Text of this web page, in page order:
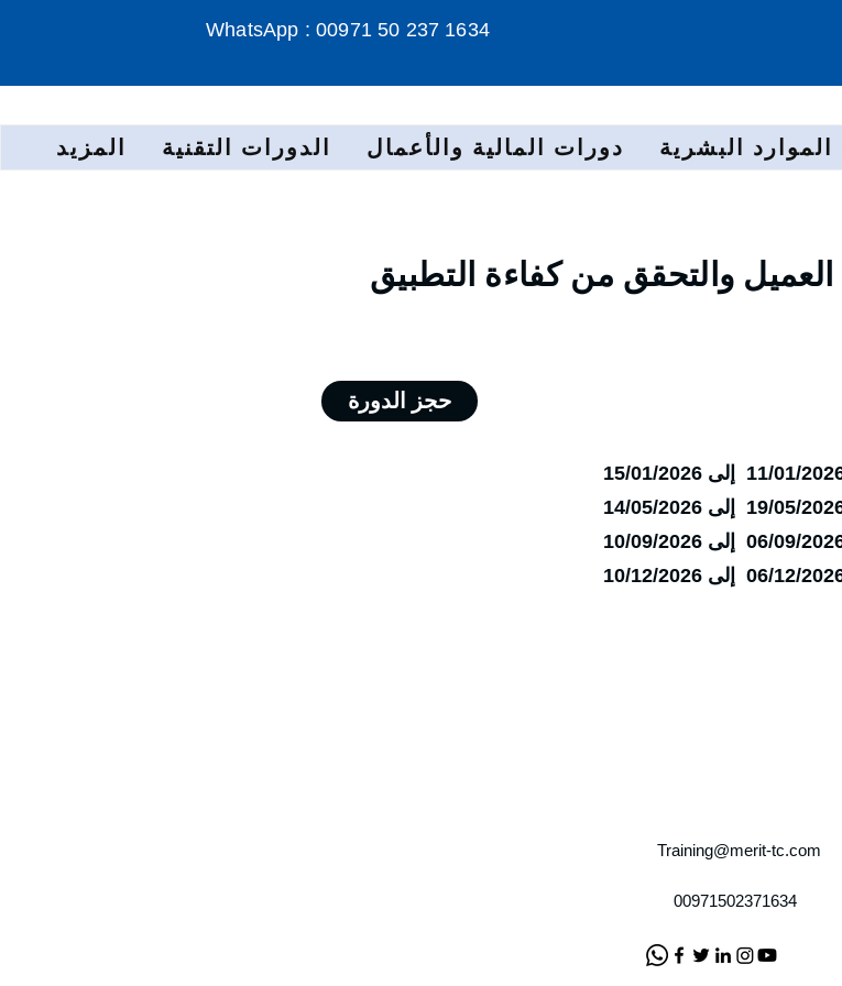
WhatsApp : 00971 50 237 1634
البشرية دورات المالية والأعمال الدورات التقنية المزيد
والتحقق من كفاءة التطبيق
حجز الدورة
Training@merit-tc.com
00971502371634